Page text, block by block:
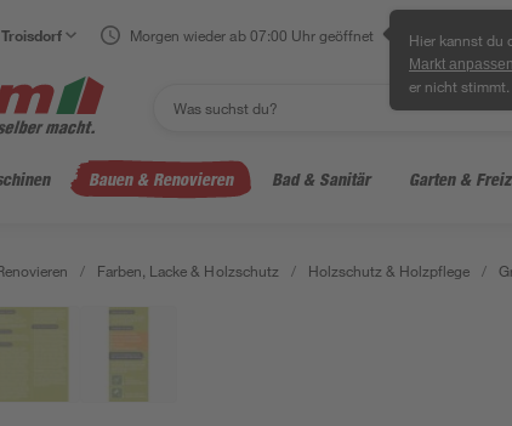
Troisdorf Morgen wieder ab 07:00 Uhr geöffnet Hier kannst du
Markt anpassen
er nicht stimmt.
Bauen & Renovieren Bad & Sanitär Garten &
/ Farben, Lacke & Holzschutz / Holzschutz & Holzpflege /